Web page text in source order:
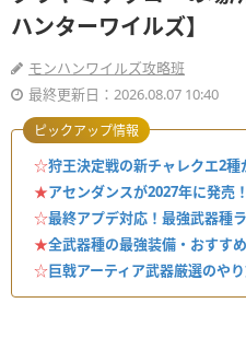
ハンターワイルズ】
モンハンワイルズ攻略班
最終更新日：2026.08.07 10:40
☆狩王決定戦の新チャレクエ2種
★アセンダンスが2027年に発売
☆最終アプデ対応！最強武器種
★全武器種の最強装備・おすす
☆巨戟アーティア武器厳選のや
ピックアップ情報